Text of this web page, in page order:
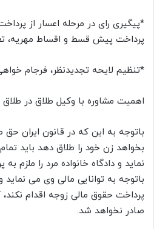
*پیگیری رای در مرحله اعسار از
پرداخت پیش قسط و اقساط مهریه،
*تنظیم لایحه تجدیدنظر، فرجام
اهمیت مشاوره با وکیل طلاق در
باتوجه به این که در قانون ایران حق
بخواهد زن خود را طلاق دهد باید
نماید و دادگاه خانواده مرد را ملزم
باتوجه به توانایی مالی وی می نماید
پرداخت حقوق مالی زوجه اقدام
صادر نخواهد شد.